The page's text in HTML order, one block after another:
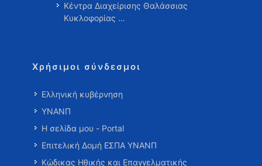
Κέντρα Διαχείρισης Θαλάσσιας
Κυκλοφορίας …
Χρήσιμοι σύνδεσμοι
Ελληνική κυβέρνηση
ΥΝΑΝΠ
Η σελίδα μου - Portal
Επιτελική Δομή ΕΣΠΑ ΥΝΑΝΠ
Κώδικας Ηθικής και Επαγγελματικής